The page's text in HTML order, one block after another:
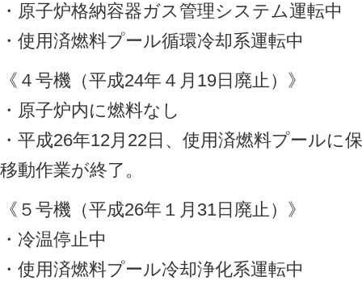
・原子炉格納容器ガス管理システム運転中
・使用済燃料プール循環冷却系運転中
《４号機（平成24年４月19日廃止）》
・原子炉内に燃料なし
・平成26年12月22日、使用済燃料プールに
移動作業が終了。
《５号機（平成26年１月31日廃止）》
・冷温停止中
・使用済燃料プール冷却浄化系運転中